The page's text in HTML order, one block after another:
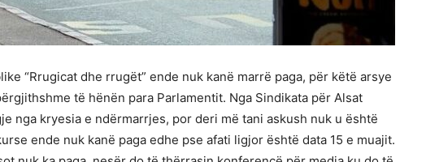
“Rrugicat dhe rrugët” ende nuk kanë marrë paga, për këtë arsye
të hënën para Parlamentit. Nga Sindikata për Alsat
nga kryesia e ndërmarrjes, por deri më tani askush nuk u është
ende nuk kanë paga edhe pse afati ligjor është data 15 e muajit.